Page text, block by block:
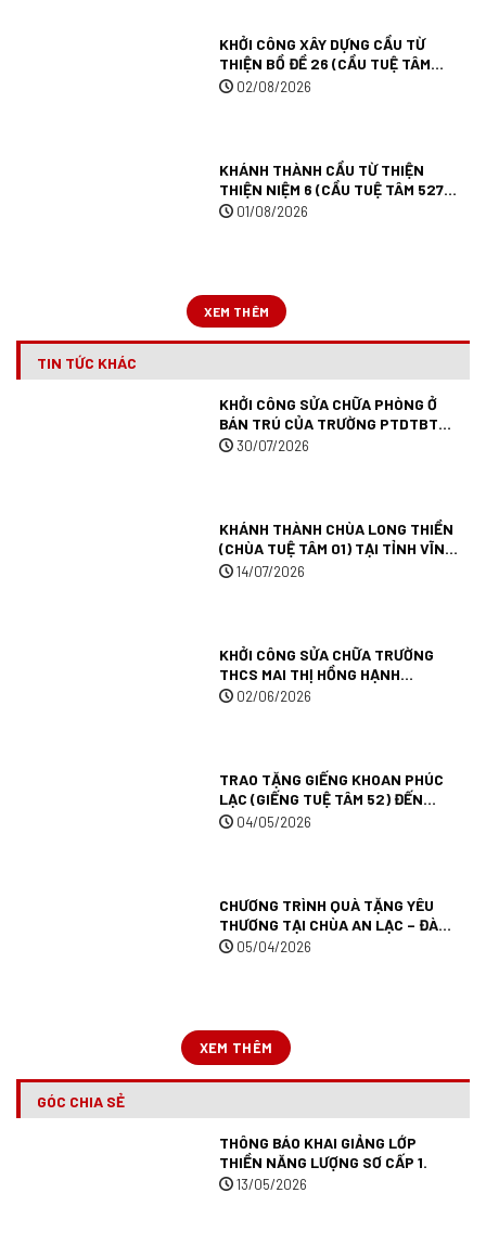
KHỞI CÔNG XÂY DỰNG CẦU TỪ
THIỆN BỒ ĐỀ 26 (CẦU TUỆ TÂM
545) TẠI TỈNH TÂY NINH.
02/08/2026
KHÁNH THÀNH CẦU TỪ THIỆN
THIỆN NIỆM 6 (CẦU TUỆ TÂM 527)
TẠI TỈNH AN GIANG.
01/08/2026
XEM THÊM
TIN TỨC KHÁC
KHỞI CÔNG SỬA CHỮA PHÒNG Ở
BÁN TRÚ CỦA TRƯỜNG PTDTBT
TIỂU HỌC MƯỜNG ANH (TRƯỜNG
30/07/2026
KHÁNH THÀNH CHÙA LONG THIỀN
(CHÙA TUỆ TÂM 01) TẠI TỈNH VĨNH
LONG.
14/07/2026
KHỞI CÔNG SỬA CHỮA TRƯỜNG
THCS MAI THỊ HỒNG HẠNH
(TRƯỜNG TUỆ TÂM 007) TẠI TỈNH
02/06/2026
TRAO TẶNG GIẾNG KHOAN PHÚC
LẠC (GIẾNG TUỆ TÂM 52) ĐẾN
TRƯỜNG MẦM NON MƯỜNG ANH
04/05/2026
CHƯƠNG TRÌNH QUÀ TẶNG YÊU
THƯƠNG TẠI CHÙA AN LẠC – ĐÀ
LẠT.05/04/2026
XEM THÊM
GÓC CHIA SẺ
THÔNG BÁO KHAI GIẢNG LỚP
THIỀN NĂNG LƯỢNG SƠ CẤP 1.
13/05/2026